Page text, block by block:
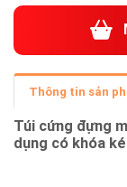
Thông tin sản
Túi cứng đựng
dụng có khóa